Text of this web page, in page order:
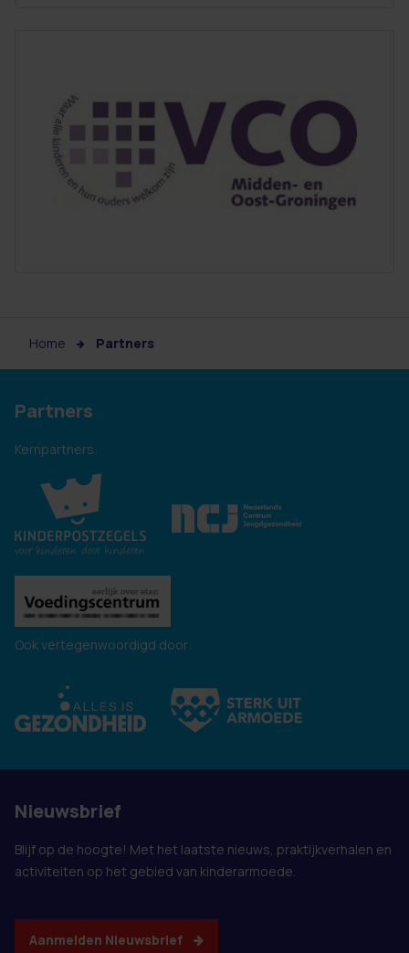
Home Partners
Partners
Kernpartners:
Ook vertegenwoordigd door:
Nieuwsbrief
Blijf op de hoogte! Met het laatste nieuws, praktijkverhalen en
activiteiten op het gebied van kinderarmoede.
Aanmelden Nieuwsbrief